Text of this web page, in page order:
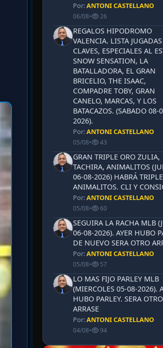
Por:ANTONI CASTELLANO
06/08• 26
REGALOS HIPODROMO
VALENCIA. LISTA JUGADAS
CLAVES, ESPECIALES AL
SNOW SENSATION, LA
BATALLADORA, EL GRAN
BRICELIO, THE ISAAC,
COMPADRE TOBY, GRAN
CANELO, MARCAS, Y LOS
BATACAZOS. (SABADO 08-
2026).
Por:ANTONI CASTELLANO
05/08• 43
GRAN TRIPLE ORO ZULIA,
TACHIRA, ANIMALITOS
06-08-2026) HABRÁ
ANIMALITOS. CLI Y
Por:ANTONI CASTELLANO
05/08• 60
SEGUIRA LA RACHA MLB
06-08-2026). AYER HUBO
DE NUEVO SERA OTRO
Por:ANTONI CASTELLANO
05/08• 57
LO MAS FIJO PARLEY MLB
(MIERCOLES 05-08-2026).
HUBO PARLEY. SERA OTRO
ARRASE
Por:ANTONI CASTELLANO
04/08• 94